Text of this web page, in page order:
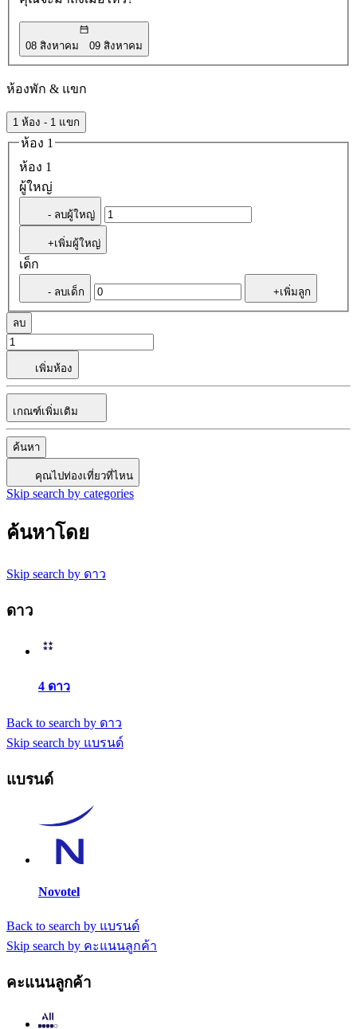
08 สิงหาคม 09 สิงหาคม
ห้องพัก & แขก
1 ห้อง - 1 แขก
ห้อง 1
ห้อง 1
ผู้ใหญ่
- ลบผู้ใหญ่
+เพิ่มผู้ใหญ่
เด็ก
- ลบเด็ก +เพิ่มลูก
ลบ
เพิ่มห้อง
เกณฑ์เพิ่มเติม
ค้นหา
คุณไปท่องเที่ยวที่ไหน
Skip search by categories
ค้นหาโดย
Skip search by ดาว
ดาว
4 ดาว
Back to search by ดาว
Skip search by แบรนด์
แบรนด์
Novotel
Back to search by แบรนด์
Skip search by คะแนนลูกค้า
คะแนนลูกค้า